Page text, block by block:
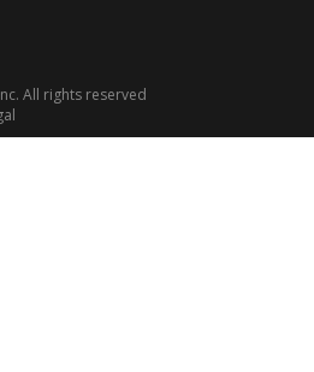
All rights reserved